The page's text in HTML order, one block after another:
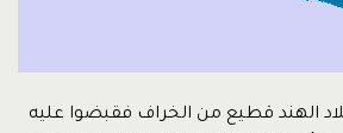
الهند قطيع من الخراف فقبضوا عليه